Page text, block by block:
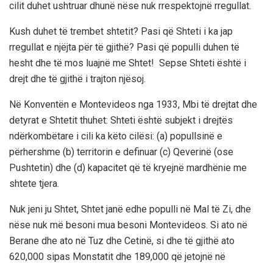
cilit duhet ushtruar dhunë nëse nuk rrespektojnë rregullat.
Kush duhet të trembet shtetit? Pasi që Shteti i ka jap
rregullat e njëjta për të gjithë? Pasi që populli duhen të
hesht dhe të mos luajnë me Shtet! Sepse Shteti është i
drejt dhe të gjithë i trajton njësoj.
Në Konventën e Montevideos nga 1933, Mbi të drejtat dhe
detyrat e Shtetit thuhet: Shteti është subjekt i drejtës
ndërkombëtare i cili ka këto cilësi: (a) popullsinë e
përhershme (b) territorin e definuar (c) Qeverinë (ose
Pushtetin) dhe (d) kapacitet që të kryejnë mardhënie me
shtete tjera.
Nuk jeni ju Shtet, Shtet janë edhe populli në Mal të Zi, dhe
nëse nuk më besoni mua besoni Montevideos. Si ato në
Berane dhe ato në Tuz dhe Cetinë, si dhe të gjithë ato
620,000 sipas Monstatit dhe 189,000 që jetojnë në